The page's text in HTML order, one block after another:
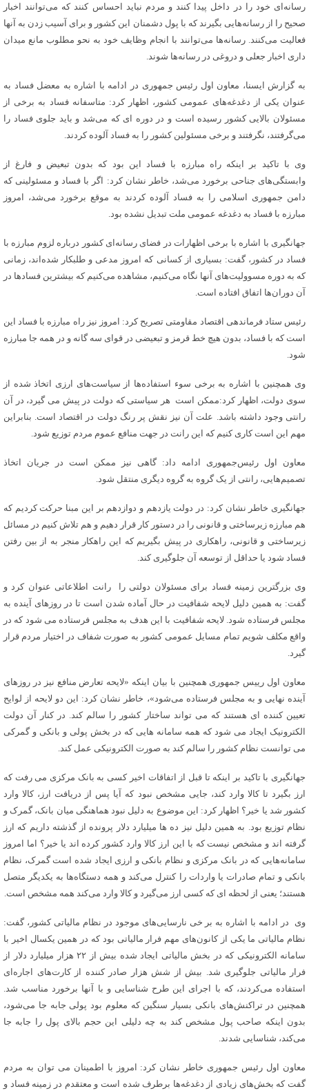
رسانه‌ای خود را در داخل پیدا کنند و مردم نباید احساس کنند که می‌توانند اخبار
صحیح را از رسانه‌هایی بگیرند که با پول دشمنان این کشور و برای آسیب زدن به آنها
فعالیت می‌کنند. رسانه‌ها می‌توانند با انجام وظایف خود به نحو مطلوب مانع میدان
داری اخبار جعلی و دروغی در رسانه‌ها شوند.
به گزارش ایسنا، معاون اول رئیس جمهوری در ادامه با اشاره به معضل فساد به
عنوان یکی از دغدغه‌های عمومی کشور، اظهار کرد: متاسفانه فساد به برخی از
مسئولان بالایی کشور رسیده است و در دوره ای که می‌شد و باید جلوی فساد را
می‌گرفتند، نگرفتند و برخی مسئولین کشور را به فساد آلوده کردند.
وی با تاکید بر اینکه راه مبارزه با فساد این بود که بدون تبعیض و فارغ از
وابستگی‌های جناحی برخورد می‌شد، خاطر نشان کرد: اگر با فساد و مسئولینی که
دامن جمهوری اسلامی را به فساد آلوده کردند به موقع برخورد می‌شد، امروز
مبارزه با فساد به دغدغه عمومی ملت تبدیل نشده بود.
جهانگیری با اشاره با برخی اظهارات در فضای رسانه‌ای کشور درباره لزوم مبارزه با
فساد در کشور، گفت: بسیاری از کسانی که امروز مدعی و طلبکار شده‌اند، زمانی
که به دوره مسوولیت‌های آنها نگاه می‌کنیم، مشاهده می‌کنیم که بیشترین فسادها در
آن دوران‌ها اتفاق افتاده است.
رئیس ستاد فرماندهی اقتصاد مقاومتی تصریح کرد: امروز نیز راه مبارزه با فساد این
است که با فساد، بدون هیچ خط قرمز و تبعیضی در قوای سه گانه و در همه جا مبارزه
شود.
وی همچنین با اشاره به برخی سوء استفاده‌ها از سیاست‌های ارزی اتخاذ شده از
سوی دولت، اظهار کرد:ممکن است هر سیاستی که دولت در پیش می گیرد، در آن
رانتی وجود داشته باشد. علت آن نیز نقش پر رنگ دولت در اقتصاد است. بنابراین
مهم این است کاری کنیم که این رانت در جهت منافع عموم مردم توزیع شود.
معاون اول رئیس‌جمهوری ادامه داد: گاهی نیز ممکن است در جریان اتخاذ
تصمیم‌هایی، رانتی از یک گروه به گروه دیگری منتقل شود.
جهانگیری خاطر نشان کرد: در دولت یازدهم و دوازدهم بر این مبنا حرکت کردیم که
هم مبارزه زیرساختی و قانونی را در دستور کار قرار دهیم و هم تلاش کنیم در مسائل
زیرساختی و قانونی، راهکاری در پیش بگیریم که این راهکار منجر به از بین رفتن
فساد شود یا حداقل از توسعه آن جلوگیری کند.
وی بزرگترین زمینه فساد برای مسئولان دولتی را رانت اطلاعاتی عنوان کرد و
گفت: به همین دلیل لایحه شفافیت در حال آماده شدن است تا در روزهای آینده به
مجلس فرستاده شود. لایحه شفافیت با این هدف به مجلس فرستاده می شود که در
واقع مکلف شویم تمام مسایل عمومی کشور به صورت شفاف در اختیار مردم قرار
گیرد.
معاون اول رییس جمهوری همچنین با بیان اینکه «لایحه تعارض منافع نیز در روزهای
آینده نهایی و به مجلس فرستاده می‌شود»، خاطر نشان کرد: این دو لایحه از لوایح
تعیین کننده ای هستند که می تواند ساختار کشور را سالم کند. در کنار آن دولت
الکترونیک ایجاد می شود که همه سامانه هایی که در بخش پولی و بانکی و گمرکی
می توانست نظام کشور را سالم کند به صورت الکترونیکی عمل کند.
جهانگیری با تاکید بر اینکه تا قبل از اتفاقات اخیر کسی به بانک مرکزی می رفت که
ارز بگیرد تا کالا وارد کند، جایی مشخص نبود که آیا پس از دریافت ارز، کالا وارد
کشور شد یا خیر؟ اظهار کرد: این موضوع به دلیل نبود هماهنگی میان بانک، گمرک و
نظام توزیع بود. به همین دلیل نیز ده ها میلیارد دلار پرونده از گذشته داریم که ارز
گرفته اند و مشخص نیست که با این ارز کالا وارد کشور کرده اند یا خیر؟ اما امروز
سامانه‌هایی که در بانک مرکزی و نظام بانکی و ارزی ایجاد شده است گمرک، نظام
بانکی و تمام صادرات یا واردات را کنترل می‌کند و همه دستگاه‌ها به یکدیگر متصل
هستند؛ یعنی از لحظه ای که کسی ارز می‌گیرد و کالا وارد می‌کند همه مشخص است.
وی در ادامه با اشاره به بر خی نارسایی‌های موجود در نظام مالیاتی کشور، گفت:
نظام مالیاتی ما یکی از کانون‌های مهم فرار مالیاتی بود که در همین یکسال اخیر با
سامانه الکترونیکی که در بخش مالیاتی ایجاد شده بیش از ۲۲ هزار میلیارد دلار از
فرار مالیاتی جلوگیری شد. بیش از شش هزار صادر کننده از کارت‌های اجاره‌ای
استفاده می‌کردند، که با اجرای این طرح شناسایی و با آنها برخورد مناسب شد.
همچنین در تراکنش‌های بانکی بسیار سنگین که معلوم بود پولی جابه جا می‌شود،
بدون اینکه صاحب پول مشخص کند به چه دلیلی این حجم بالای پول را جابه جا
می‌کند، شناسایی شدند.
معاون اول رئیس جمهوری خاطر نشان کرد: امروز با اطمینان می توان به مردم
گفت که بخش‌های زیادی از دغدغه‌ها برطرف شده است و معتقدم در زمینه فساد و